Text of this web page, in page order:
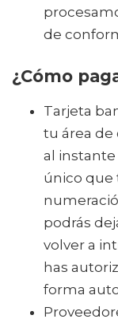
de
¿Cómo
Tarjeta
tu área
al instante
único que
podrás
volver a
has
forma